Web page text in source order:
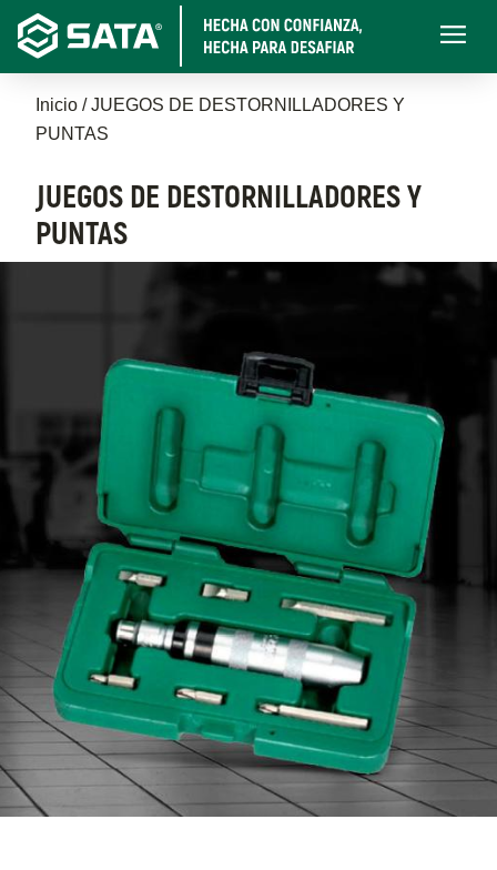
Pasar
contenido
principal
Main
Sobrescribir
de
ayuda
navegación
Inicio
JUEGOS DE DESTORNILLADORES Y
PUNTAS
JUEGOS DE DESTORNILLADORES Y
PUNTAS